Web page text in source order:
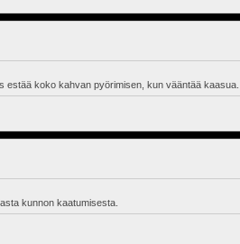
estää koko kahvan pyörimisen, kun vääntää kaasua.
kunnon kaatumisesta.